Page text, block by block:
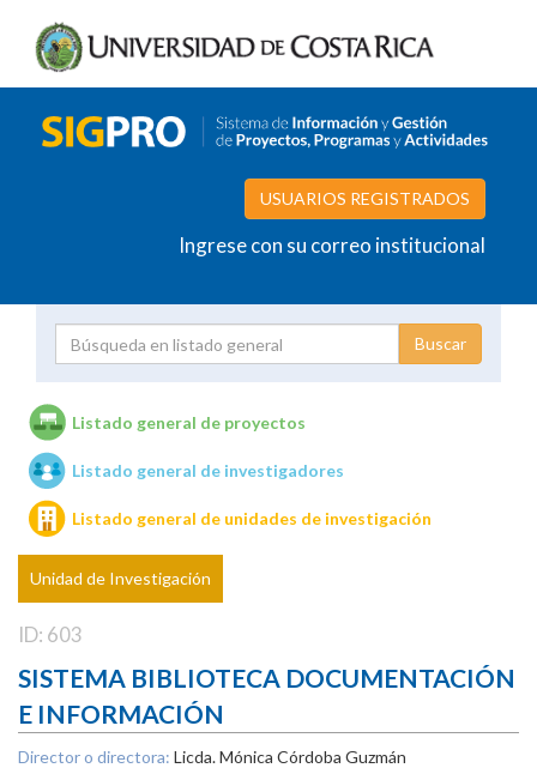
USUARIOS REGISTRADOS
Ingrese con su correo institucional
Unidades de investigación
Listado general de proyectos
Listado general de investigadores
Listado general de unidades de investigación
Unidad de Investigación
ID: 603
SISTEMA BIBLIOTECA DOCUMENTACIÓN
E INFORMACIÓN
Director o directora: Licda. Mónica Córdoba Guzmán